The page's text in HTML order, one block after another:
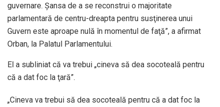
guvernare. Şansa de a se reconstrui o majoritate
parlamentară de centru-dreapta pentru susţinerea unui
Guvern este aproape nulă în momentul de faţă”, a afirmat
Orban, la Palatul Parlamentului.
El a subliniat că va trebui „cineva să dea socoteală pentru
că a dat foc la ţară”.
„Cineva va trebui să dea socoteală pentru că a dat foc la